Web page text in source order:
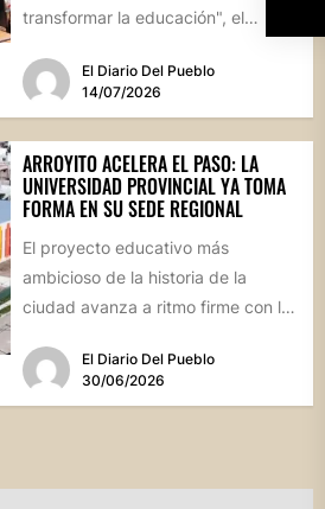
transformar la educación", el
El Diario Del Pueblo
14/07/2026
ARROYITO ACELERA EL PASO: LA
UNIVERSIDAD PROVINCIAL YA TOMA
FORMA EN SU SEDE REGIONAL
El proyecto educativo más
ambicioso de la historia de la
ciudad avanza a ritmo firme con la
El Diario Del Pueblo
30/06/2026